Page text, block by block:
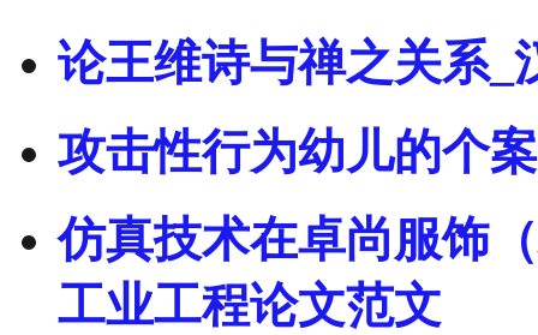
论王维诗与禅之关系_
攻击性行为幼儿的个
仿真技术在卓尚服饰
工业工程论文范文